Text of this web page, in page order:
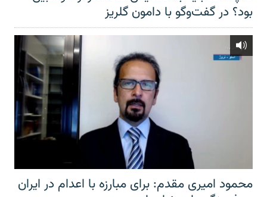
بود؟ در گفت‌وگو با دامون گلریز
محمود امیری مقدم: برای مبارزه با اعدام در ایران